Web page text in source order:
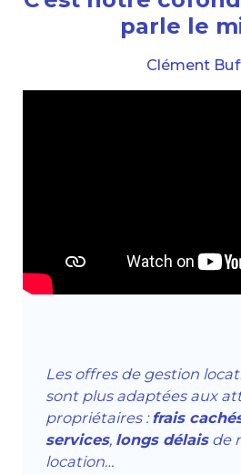
parle le
Clément
Les offres de gestion
sont plus adaptées aux
propriétaires :frais
services, longs délaisde
location…